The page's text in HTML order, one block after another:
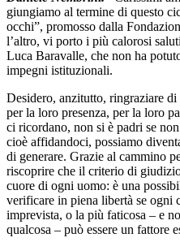
giungiamo al termine di questo
occhi”, promosso dalla
l’altro, vi porto i più calorosi
Luca Baravalle, che non ha
impegni istituzionali.
Desidero, anzitutto, ringraziare
per la loro presenza, per la loro
ci ricordano, non si è padri se
cioè affidandoci, possiamo
di generare. Grazie al cammino
riscoprire che il criterio di
cuore di ogni uomo: è una
verificare in piena libertà se ogni
imprevista, o la più faticosa – e
qualcosa – può essere un fattore